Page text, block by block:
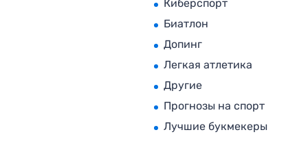
Киберспорт
Биатлон
Допинг
Легкая атлетика
Другие
Прогнозы на спорт
Лучшие букмекеры